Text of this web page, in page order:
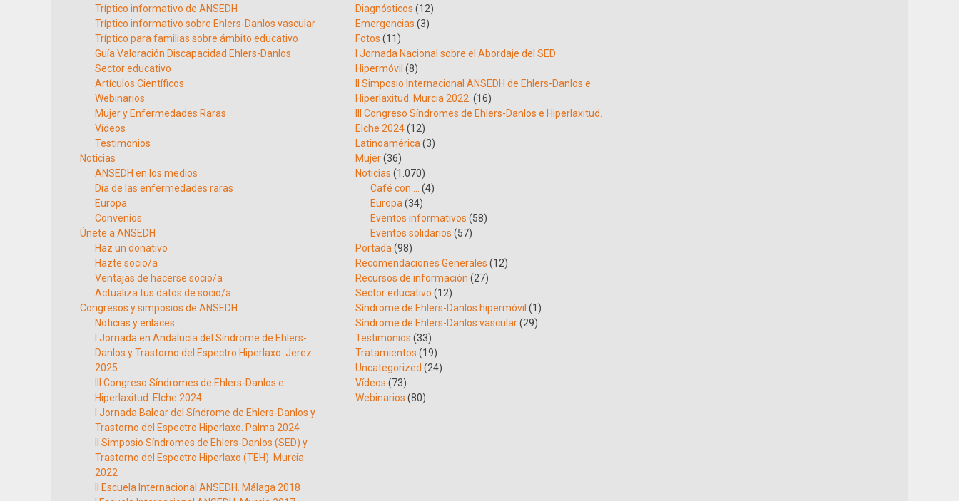
Tríptico informativo de ANSEDH
Tríptico informativo sobre Ehlers-Danlos vascular
Tríptico para familias sobre ámbito educativo
Guía Valoración Discapacidad Ehlers-Danlos
Sector educativo
Artículos Científicos
Webinarios
Mujer y Enfermedades Raras
Vídeos
Testimonios
Noticias
ANSEDH en los medios
Día de las enfermedades raras
Europa
Convenios
Únete a ANSEDH
Haz un donativo
Hazte socio/a
Ventajas de hacerse socio/a
Actualiza tus datos de socio/a
Congresos y simposios de ANSEDH
Noticias y enlaces
I Jornada en Andalucía del Síndrome de Ehlers-
Danlos y Trastorno del Espectro Hiperlaxo. Jerez
2025
III Congreso Síndromes de Ehlers-Danlos e
Hiperlaxitud. Elche 2024
I Jornada Balear del Síndrome de Ehlers-Danlos y
Trastorno del Espectro Hiperlaxo. Palma 2024
II Simposio Síndromes de Ehlers-Danlos (SED) y
Trastorno del Espectro Hiperlaxo (TEH). Murcia
2022
II Escuela Internacional ANSEDH. Málaga 2018
Diagnósticos (12)
Emergencias (3)
Fotos (11)
I Jornada Nacional sobre el Abordaje del SED
Hipermóvil (8)
II Simposio Internacional ANSEDH de Ehlers-Danlos e
Hiperlaxitud. Murcia 2022. (16)
III Congreso Síndromes de Ehlers-Danlos e Hiperlaxitud.
Elche 2024(12)
Latinoamérica (3)
Mujer(36)
Noticias (1.070)
Café con …
(4)
Europa (34)
Eventos informativos (58)
Eventos solidarios (57)
Portada (98)
Recomendaciones Generales (12)
Recursos de información (27)
Sector educativo (12)
Síndrome de Ehlers-Danlos hipermóvil (1)
Síndrome de Ehlers-Danlos vascular(29)
Testimonios (33)
Tratamientos (19)
Uncategorized (24)
Vídeos (73)
Webinarios (80)